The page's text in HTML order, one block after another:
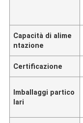
Capacità di alime
ntazione
Certificazione
Imballaggi partico
lari